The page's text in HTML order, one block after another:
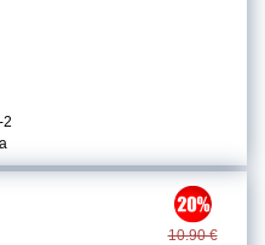
2
10.90 €